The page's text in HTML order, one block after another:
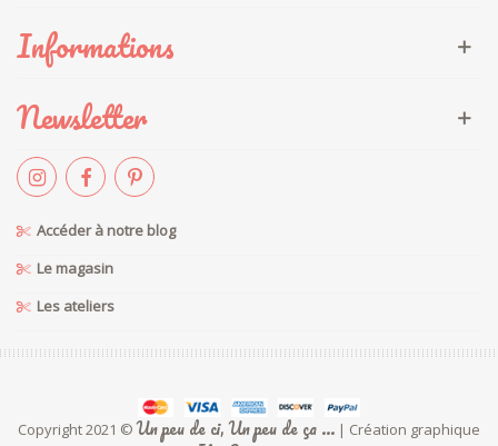
Informations
Newsletter
Accéder à notre blog
Le magasin
Les ateliers
Copyright 2021 © Un peu de ci, Un peu de ça ... | Création graphique